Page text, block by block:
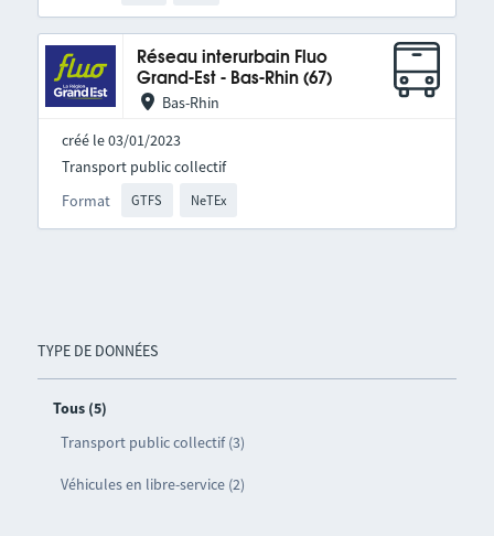
TYPE DE DONNÉES
Tous (5)
Transport public collectif (3)
Véhicules en libre-service (2)
Réseau interurbain Fluo
Grand-Est - Bas-Rhin (67)
Bas-Rhin
créé le 03/01/2023
Format GTFS NeTEx
Transport public collectif